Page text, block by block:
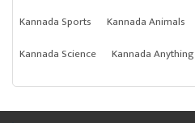
Kannada Sports
Kannada Animals
Kannada Science
Kannada Anything